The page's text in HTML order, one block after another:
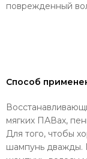
поврежденный
Способ
мягких ПАВах,
Для того, чтобы
шампунь дважды.